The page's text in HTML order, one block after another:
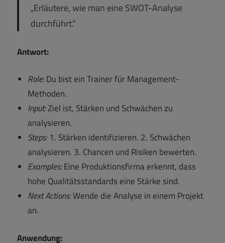
„Erläutere, wie man eine SWOT-Analyse
durchführt.“
Antwort:
Role:Du bist ein Trainer für Management-
Methoden.
Input:Ziel ist, Stärken und Schwächen zu
analysieren.
Steps:1. Stärken identifizieren. 2. Schwächen
analysieren. 3. Chancen und Risiken bewerten.
Examples:Eine Produktionsfirma erkennt, dass
hohe Qualitätsstandards eine Stärke sind.
Next Actions:Wende die Analyse in einem Projekt
an.
Anwendung: